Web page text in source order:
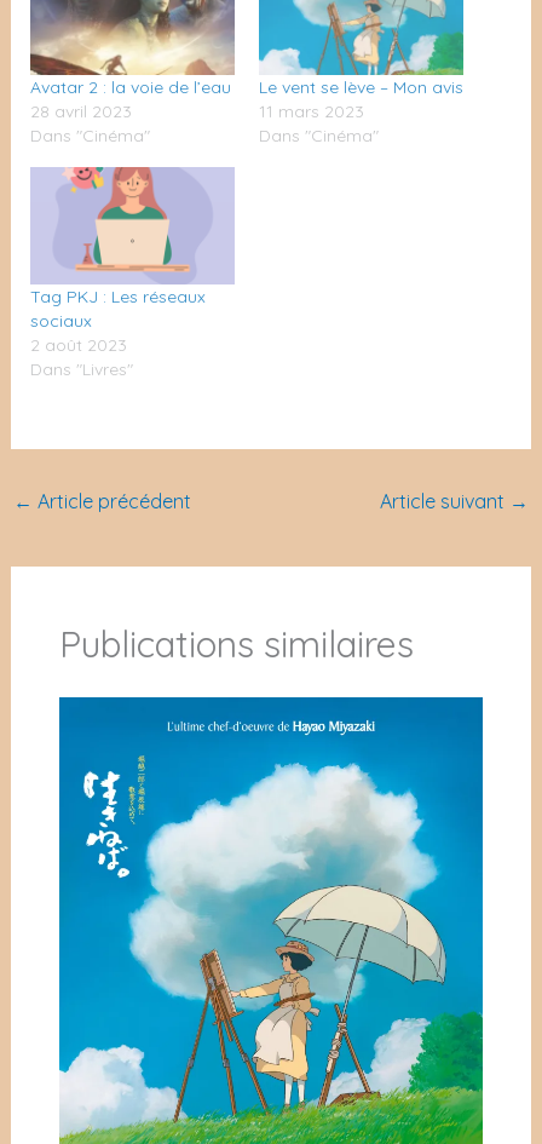
Avatar 2 : la voie de l’eau
28 avril 2023
Dans "Cinéma"
Le vent se lève – Mon avis
11 mars 2023
Dans "Cinéma"
Tag PKJ : Les réseaux
sociaux
2 août 2023
Dans "Livres"
← Article précédent Article suivant →
Publications similaires